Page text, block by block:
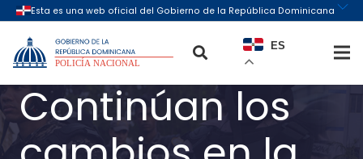
ES
Continúan los